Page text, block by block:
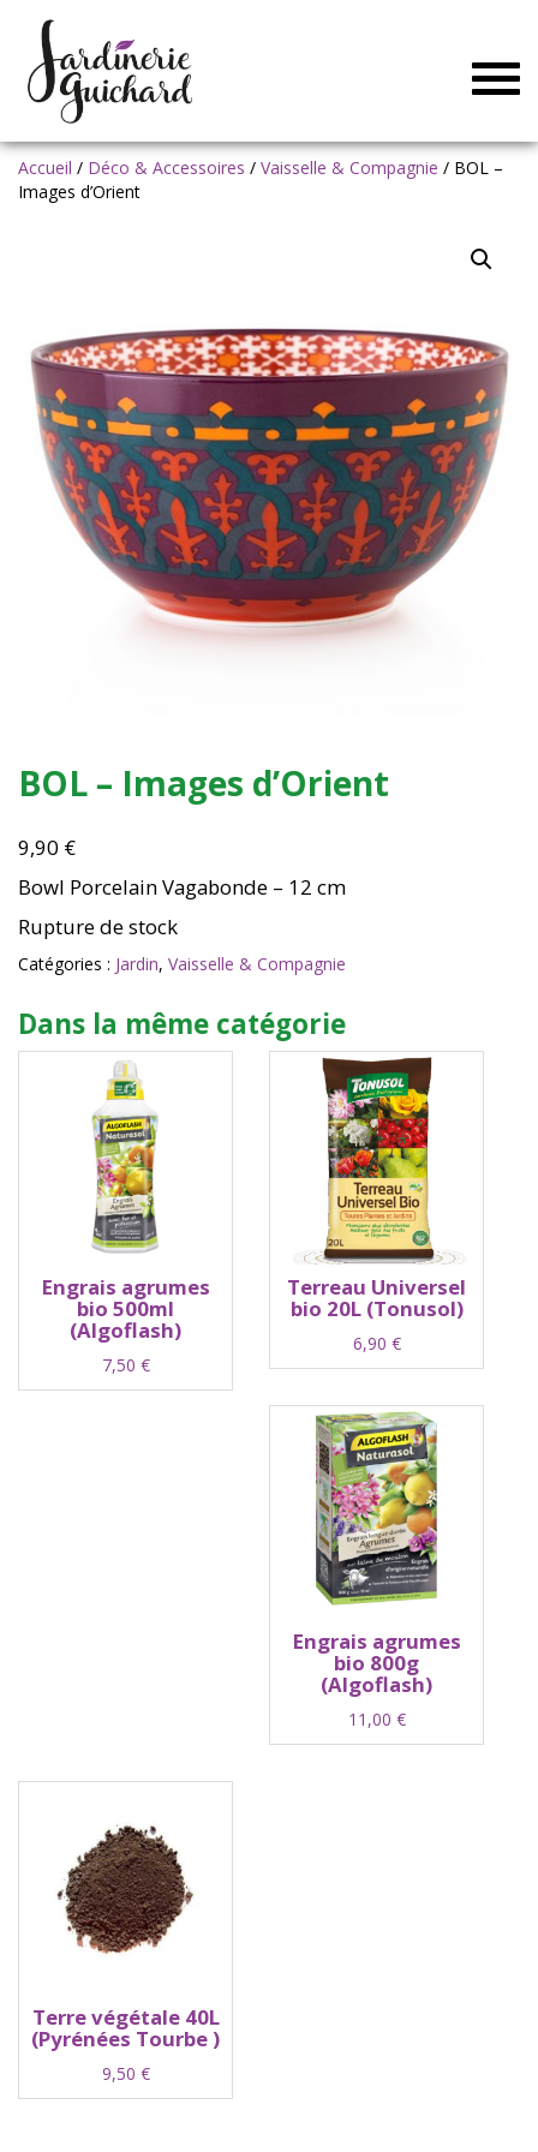
Accueil / Déco & Accessoires / Vaisselle & Compagnie / BOL –
Images d’Orient
BOL – Images d’Orient
9,90 €
Bowl Porcelain Vagabonde – 12 cm
Rupture de stock
Catégories : Jardin, Vaisselle & Compagnie
Dans la même catégorie
Engrais agrumes
bio 500ml
(Algoflash)
7,50 €
Terreau Universel
bio 20L (Tonusol)
6,90 €
Engrais agrumes
bio 800g
(Algoflash)
11,00 €
Terre végétale 40L
(Pyrénées Tourbe )
9,50 €